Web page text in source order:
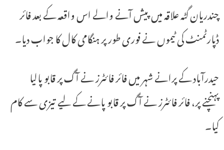
چندریان گٹہ علاقہ میں پیش آنے والے اس واقعہ کے بعد فائر
ڈپارٹمنٹ کی ٹیموں نے فوری طور پر ہنگامی کال کا جواب دیا۔
حیدرآباد کے پرانے شہر میں فائر فائٹرز نے آگ پر قابو پالیا
پہنچنے پر، فائر فائٹرز نے آگ پر قابو پانے کے لیے تیزی سے کام
کیا۔